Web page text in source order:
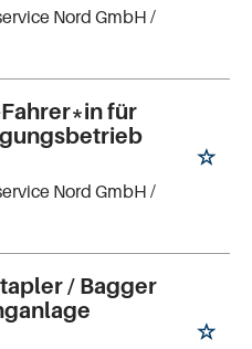
Nord GmbH /
für
Nord GmbH /
/ Bagger